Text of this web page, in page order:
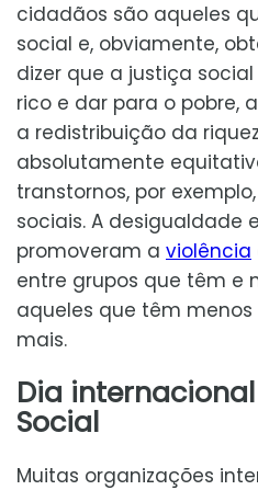
cidadãos são aqueles
social e, obviamente,
dizer que a justiça
rico e dar para o pobre,
a redistribuição da
absolutamente
transtornos, por
sociais. A desigualdade
promoveram a violência
entre grupos que têm e
aqueles que têm
mais.
Dia
Social
Muitas organizações